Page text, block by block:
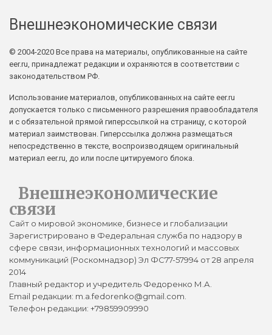
Внешнеэкономические связи
© 2004-2020 Все права на материалы, опубликованные на сайте
eer.ru, принадлежат редакции и охраняются в соответствии с
законодательством РФ.
Использование материалов, опубликованных на сайте eer.ru
допускается только с письменного разрешения правообладателя
и с обязательной прямой гиперссылкой на страницу, с которой
материал заимствован. Гиперссылка должна размещаться
непосредственно в тексте, воспроизводящем оригинальный
материал eer.ru, до или после цитируемого блока.
Внешнеэкономические
связи
Сайт о мировой экономике, бизнесе и глобализации
Зарегистрировано в Федеральная служба по надзору в
сфере связи, информационных технологий и массовых
коммуникаций (Роскомнадзор) Эл ФС77-57994 от 28 апреля
2014
Главный редактор и учредитель Федоренко М.А.
Email редакции: m.a.fedorenko@gmail.com.
Телефон редакции: +79859909990